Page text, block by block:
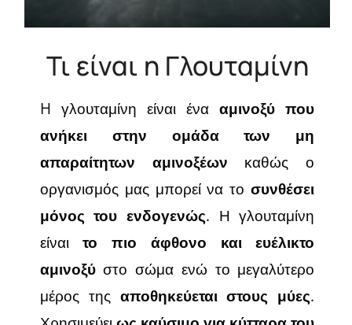
Τι είναι η Γλουταμίνη
H γλουταμίνη είναι ένααμινοξύ που
ανήκει στην ομάδα των μη
απαραίτητων αμινοξέων καθώς ο
οργανισμός μας μπορεί να το συνθέσει
μόνος του ενδογενώς. Η γλουταμίνη
είναιτο πιο άφθονο και ευέλικτο
αμινοξύστο σώμα ενώ το μεγαλύτερο
μέρος της αποθηκεύεται στους μύες.